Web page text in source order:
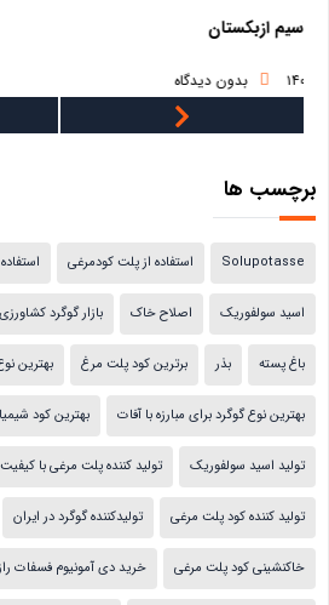
برچسب ها
Solupotasse استفاده از پلت کودمرغی
اسید سولفوریک اصلاح خاک بازار گوگرد کشاورزی
باغ پسته بذر برترین کود پلت مرغ بهترین
بهترین نوع گوگرد برای مبارزه با آفات بهترین کود
تولید اسید سولفوریک تولید کننده پلت مرغی با
تولید کننده کود پلت مرغی تولیدکننده گوگرد در ایران
خاکنشینی کود پلت مرغی خرید دی آمونیوم فسفات